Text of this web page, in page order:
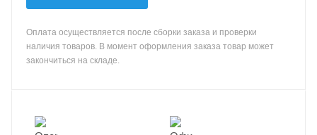
Оплата осуществляется после сборки заказа и проверки
наличия товаров. В момент оформления заказа товар может
закончиться на складе.